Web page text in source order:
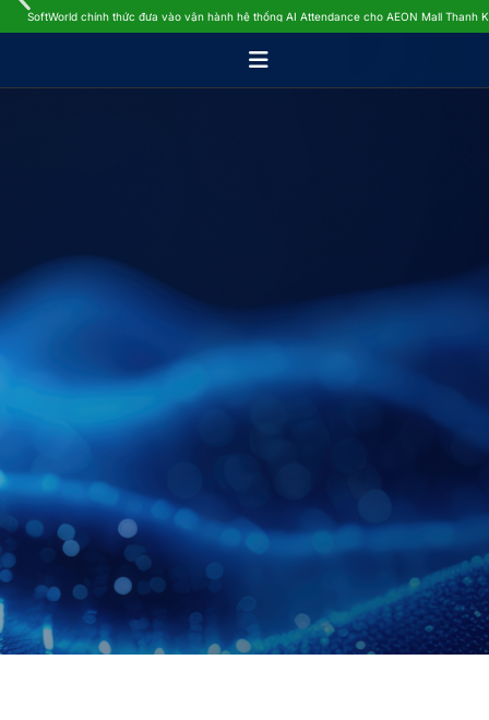
SoftWorld chính thức đưa vào vận hành hệ thống AI Attendance cho AEON Mall Thanh